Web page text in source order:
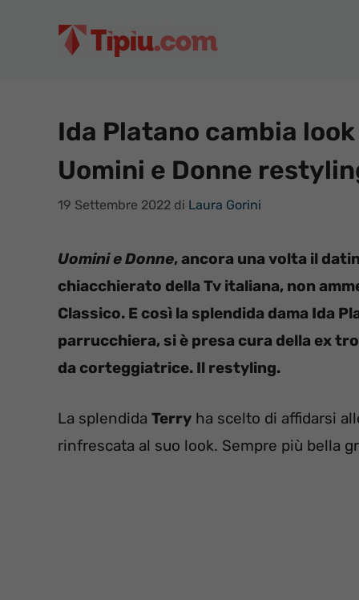
Ida Platano cambia
Uomini e Donne
19 Settembre 2022 di Laura Gorini
Uomini e Donne, ancora una volta il
chiacchierato della Tv italiana, non
Classico. E così la splendida dama Ida
parrucchiera, si è presa cura della ex
da corteggiatrice. Il restyling.
La splendida Terry ha scelto di affidarsi
rinfrescata al suo look. Sempre più bella